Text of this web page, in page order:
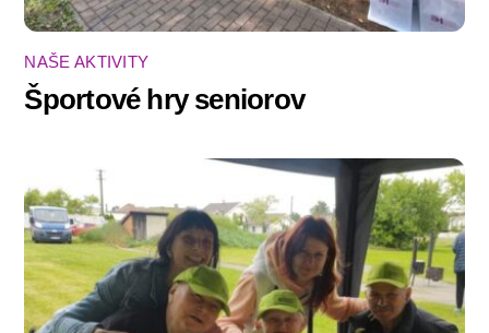
NAŠE AKTIVITY
Športové hry seniorov